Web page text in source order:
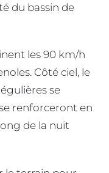
du bassin de
les 90 km/h
Côté ciel, le
se
renforceront en
de la nuit